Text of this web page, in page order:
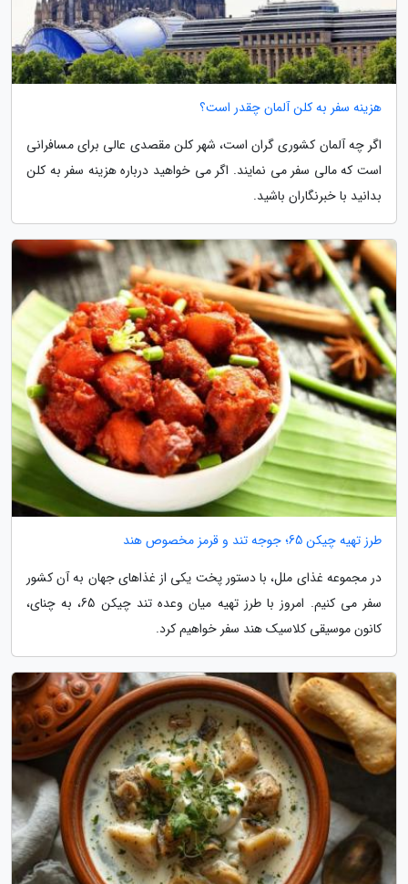
هزینه سفر به کلن آلمان چقدر است؟
اگر چه آلمان کشوری گران است، شهر کلن مقصدی عالی برای مسافرانی
است که مالی سفر می نمایند. اگر می خواهید درباره هزینه سفر به کلن
بدانید با خبرنگاران باشید.
طرز تهیه چیکن 65؛ جوجه تند و قرمز مخصوص هند
در مجموعه غذای ملل، با دستور پخت یکی از غذاهای جهان به آن کشور
سفر می کنیم. امروز با طرز تهیه میان وعده تند چیکن 65، به چنای،
کانون موسیقی کلاسیک هند سفر خواهیم کرد.